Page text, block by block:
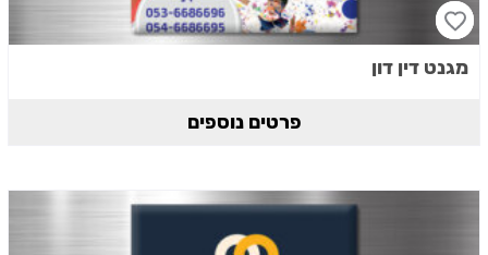
מגנט דין דון
פרטים נוספים